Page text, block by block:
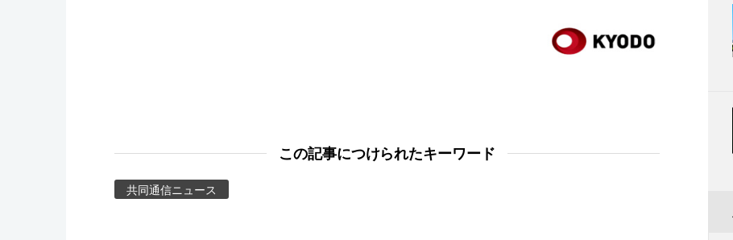
この記事につけられたキーワード
共同通信ニュース